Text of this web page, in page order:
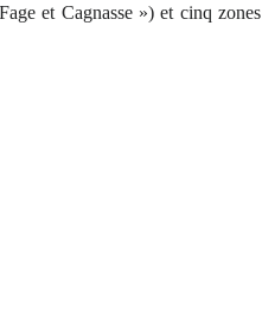
et Cagnasse ») et cinq zones